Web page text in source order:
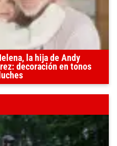
la hija de Andy
decoración en tonos